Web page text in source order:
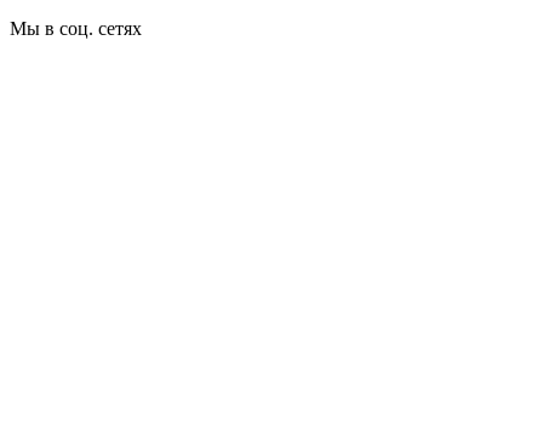
Мы в соц. сетях